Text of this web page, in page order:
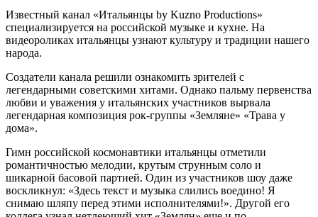
Известный канал «Итальянцы by Kuzno Productions»
специализируется на российской музыке и кухне. На
видеороликах итальянцы узнают культуру и традиции нашего
народа.
Создатели канала решили ознакомить зрителей с
легендарными советскими хитами. Однако пальму первенства
любви и уважения у итальянских участников вырвала
легендарная композиция рок-группы «Земляне» «Трава у
дома».
Гимн российской космонавтики итальянцы отметили
романтичностью мелодии, крутым струнным соло и
шикарной басовой партией. Один из участников шоу даже
воскликнул: «Здесь текст и музыка слились воедино! Я
снимаю шляпу перед этими исполнителями!». Другой его